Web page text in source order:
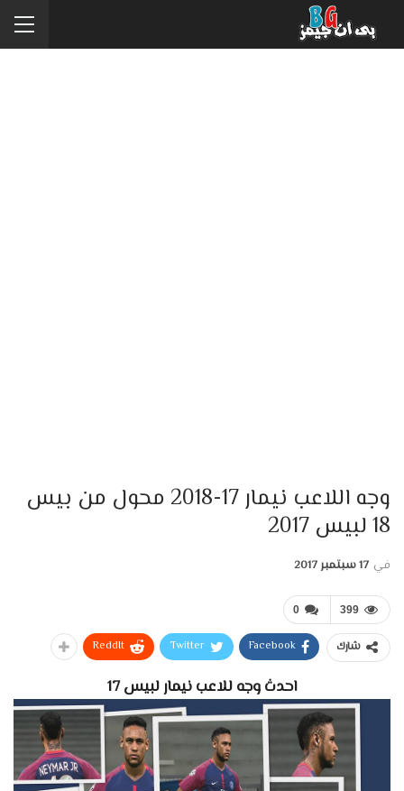
وجه اللاعب نيمار 17-2018 محول من بيس
18 لبيس 2017
في 17 سبتمبر 2017
0 399
شارك Facebook
Twitter
ReddIt
احدث وجه للاعب نيمار لبيس 17